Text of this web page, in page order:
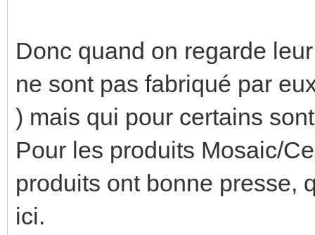
Donc quand on regarde
ne sont pas fabriqué par
) mais qui pour certains
Pour les produits Mosaic/
produits ont bonne presse,
ici.